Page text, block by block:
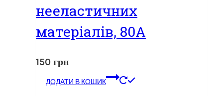
нееластичних
матеріалів, 80А
150 грн
ДОДАТИ В КОШИК